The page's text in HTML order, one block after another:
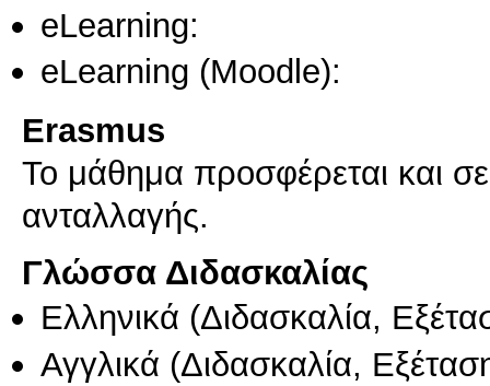
eLearning:
eLearning (Moodle):
Erasmus
Το μάθημα προσφέρεται και
ανταλλαγής.
Γλώσσα Διδασκαλίας
Ελληνικά (Διδασκαλία,
Αγγλικά (Διδασκαλία,